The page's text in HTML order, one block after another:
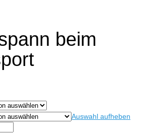
beim
Auswahl aufheben